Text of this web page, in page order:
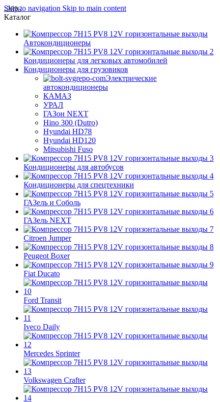
Skip to navigation Skip to main content
Каталог
Автокондиционеры
Кондиционеры для легковых автомобилей
Кондиционеры для грузовиков
Электрические
автокондиционеры
КАМАЗ
УРАЛ
ГАЗон NEXT
Hino 300 (Dutro)
Hyundai HD78
Hyundai HD120
Mitsubishi Fuso
Кондиционеры для автобусов
Кондиционеры для спецтехники
ГАЗель и Соболь
ГАЗель NEXT
Citroen Jumper
Peugeot Boxer
Fiat Ducato
Ford Transit
Iveco Daily
Mercedes Sprinter
Volkswagen Crafter
-28%